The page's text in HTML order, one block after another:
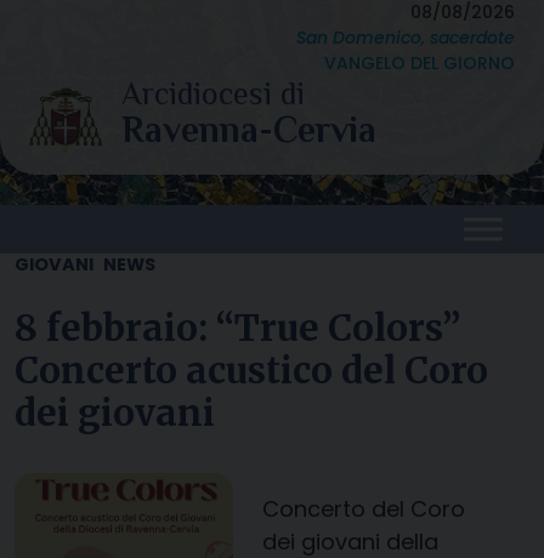
content
08/08/2026
San Domenico, sacerdote
VANGELO DEL GIORNO
GIOVANI NEWS
8 febbraio: “True Colors”
Concerto acustico del Coro
dei giovani
Concerto del Coro
dei giovani della